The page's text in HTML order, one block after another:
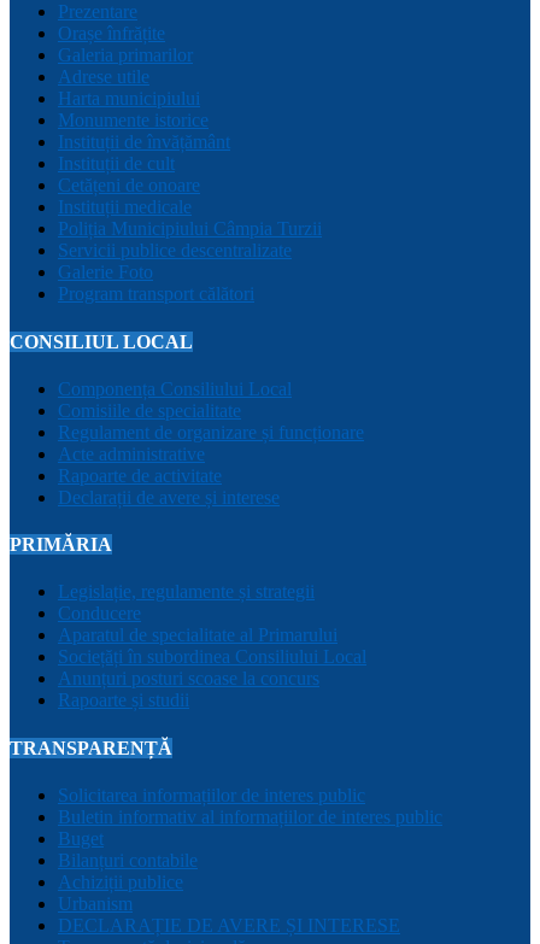
Prezentare
Orașe înfrățite
Galeria primarilor
Adrese utile
Harta municipiului
Monumente istorice
Instituții de învățământ
Instituții de cult
Cetățeni de onoare
Instituții medicale
Poliția Municipiului Câmpia Turzii
Servicii publice descentralizate
Galerie Foto
Program transport călători
CONSILIUL LOCAL
Componența Consiliului Local
Comisiile de specialitate
Regulament de organizare și funcționare
Acte administrative
Rapoarte de activitate
Declarații de avere și interese
PRIMĂRIA
Legislație, regulamente și strategii
Conducere
Aparatul de specialitate al Primarului
Sociețăți în subordinea Consiliului Local
Anunțuri posturi scoase la concurs
Rapoarte și studii
TRANSPARENȚĂ
Solicitarea informațiilor de interes public
Buletin informativ al informațiilor de interes public
Buget
Bilanțuri contabile
Achiziții publice
Urbanism
DECLARAȚIE DE AVERE ȘI INTERESE